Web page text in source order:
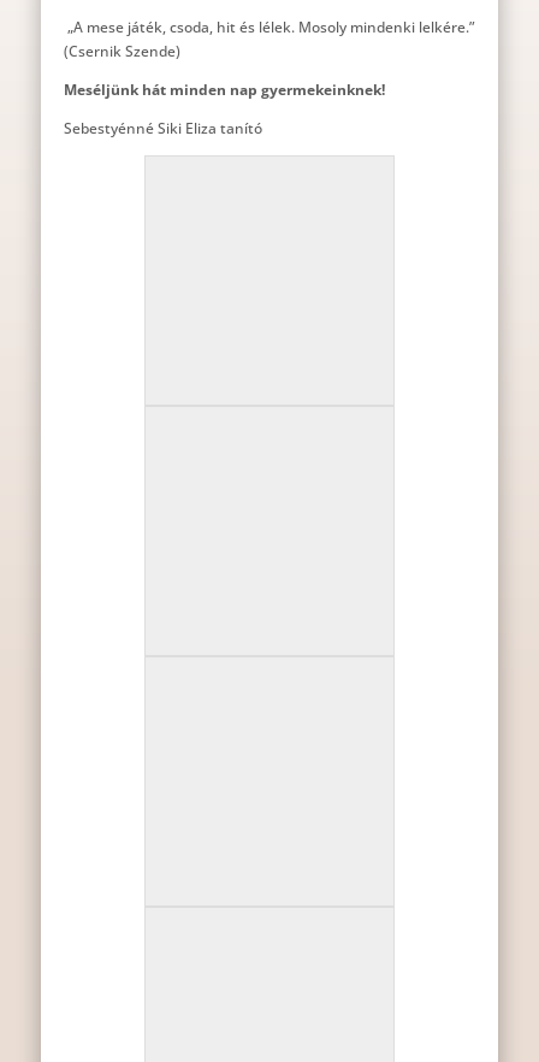
„A mese játék, csoda, hit és lélek. Mosoly mindenki lelkére.”
(Csernik Szende)
Meséljünk hát minden nap gyermekeinknek!
Sebestyénné Siki Eliza tanító